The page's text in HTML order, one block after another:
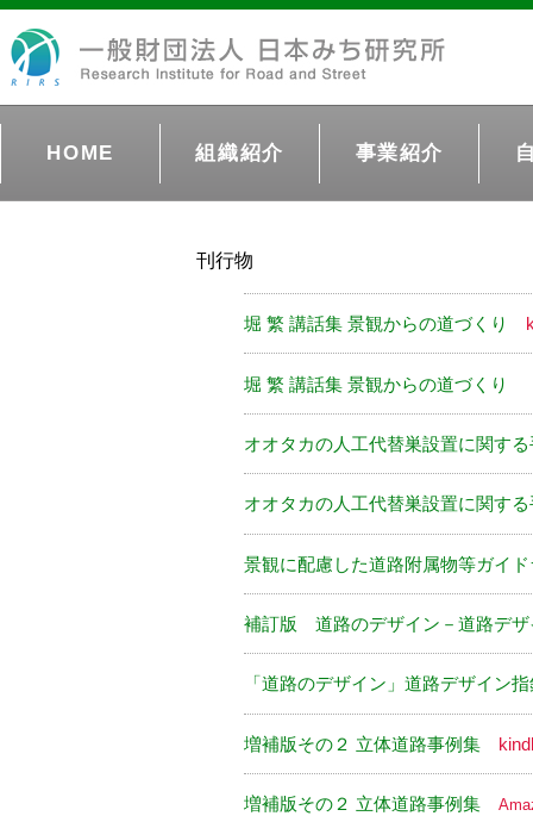
HOME 組織紹介 事業紹介
刊行物
堀 繁 講話集 景観からの道づくり
堀 繁 講話集 景観からの道づくり
オオタカの人工代替巣設置に関す
オオタカの人工代替巣設置に関す
景観に配慮した道路附属物等ガイ
補訂版 道路のデザイン－道路デザ
「道路のデザイン」道路デザイン
増補版その２ 立体道路事例集
増補版その２ 立体道路事例集